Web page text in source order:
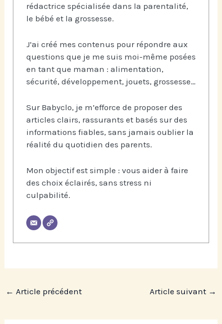
rédactrice spécialisée dans la parentalité,
le bébé et la grossesse.
J’ai créé mes contenus pour répondre aux
questions que je me suis moi-même posées
en tant que maman : alimentation,
sécurité, développement, jouets, grossesse…
Sur Babyclo, je m’efforce de proposer des
articles clairs, rassurants et basés sur des
informations fiables, sans jamais oublier la
réalité du quotidien des parents.
Mon objectif est simple : vous aider à faire
des choix éclairés, sans stress ni
culpabilité.
← Article précédent Article suivant →